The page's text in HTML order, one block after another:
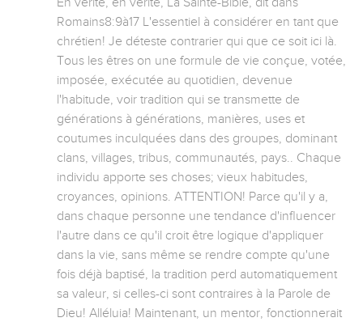
Romains8:9à17 L'essentiel à considérer en tant que
chrétien! Je déteste contrarier qui que ce soit ici là.
Tous les êtres on une formule de vie conçue, votée,
imposée, exécutée au quotidien, devenue
l'habitude, voir tradition qui se transmette de
générations à générations, manières, uses et
coutumes inculquées dans des groupes, dominant
clans, villages, tribus, communautés, pays.. Chaque
individu apporte ses choses; vieux habitudes,
croyances, opinions. ATTENTION! Parce qu'il y a,
dans chaque personne une tendance d'influencer
l'autre dans ce qu'il croit être logique d'appliquer
dans la vie, sans même se rendre compte qu'une
fois déjà baptisé, la tradition perd automatiquement
sa valeur, si celles-ci sont contraires à la Parole de
Dieu! Alléluia! Maintenant, un mentor, fonctionnerait